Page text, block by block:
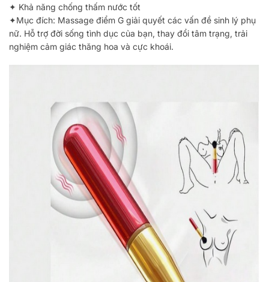
✦ Khả năng chống thấm nước tốt
✦Mục đích: Massage điểm G giải quyết các vấn đề sinh lý phụ
nữ. Hỗ trợ đời sống tình dục của bạn, thay đổi tâm trạng, trải
nghiệm cảm giác thăng hoa và cực khoái.